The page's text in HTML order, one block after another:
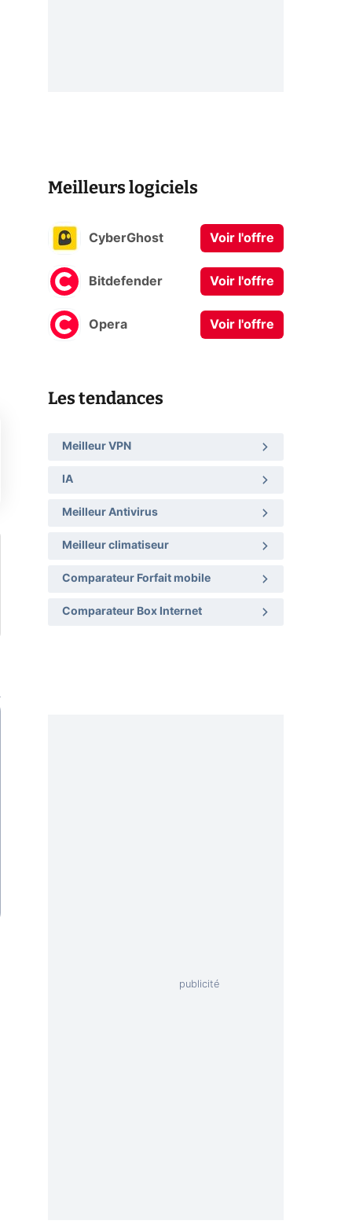
Meilleurs logiciels
CyberGhost Voir l'offre
Bitdefender Voir l'offre
Opera Voir l'offre
Les tendances
Meilleur VPN
IA
Meilleur Antivirus
Meilleur climatiseur
Comparateur Forfait mobile
Comparateur Box Internet